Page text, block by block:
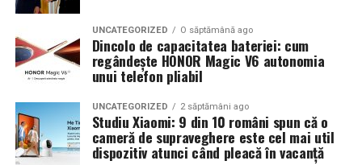
UNCATEGORIZED O săptămână ago
Dincolo de capacitatea bateriei: cum
regândește HONOR Magic V6 autonomia
unui telefon pliabil
UNCATEGORIZED 2 săptămâni ago
Studiu Xiaomi: 9 din 10 români spun că o
cameră de supraveghere este cel mai util
dispozitiv atunci când pleacă în vacanță